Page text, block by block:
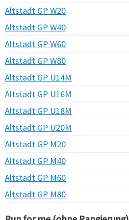
Altstadt GP W20
Altstadt GP W40
Altstadt GP W60
Altstadt GP W80
Altstadt GP U14M
Altstadt GP U16M
Altstadt GP U18M
Altstadt GP U20M
Altstadt GP M20
Altstadt GP M40
Altstadt GP M60
Altstadt GP M80